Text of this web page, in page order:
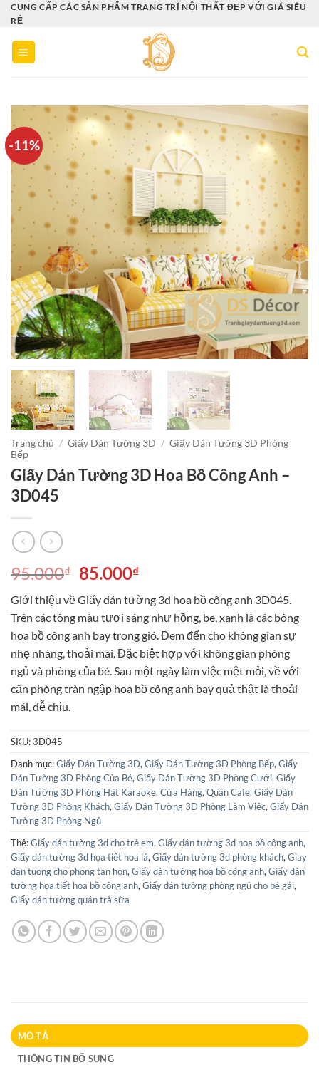
Bỏ
qua
nội
dung
CUNG CẤP CÁC SẢN PHẨM TRANG TRÍ NỘI THẤT ĐẸP VỚI GIÁ SIÊU
RẺ
-11%
Trang chủ / Giấy Dán Tường 3D / Giấy Dán Tường 3D Phòng
Bếp
Giấy Dán Tường 3D Hoa Bồ Công Anh –
3D045
95.000₫
Giá
gốc
là:
95.000₫.
85.000₫Giá
hiện
tại
là:
85.000₫.
Giới thiệu về Giấy dán tường 3d hoa bồ công anh 3D045.
Trên các tông màu tươi sáng như hồng, be, xanh là các bông
hoa bồ công anh bay trong gió. Đem đến cho không gian sự
nhẹ nhàng, thoải mái. Đặc biệt hợp với không gian phòng
ngủ và phòng của bé. Sau một ngày làm việc mệt mỏi, về với
căn phòng tràn ngập hoa bồ công anh bay quả thật là thoải
mái, dễ chịu.
SKU:3D045
Danh mục:Giấy Dán Tường 3D, Giấy Dán Tường 3D Phòng Bếp, Giấy
Dán Tường 3D Phòng Của Bé, Giấy Dán Tường 3D Phòng Cưới, Giấy
Dán Tường 3D Phòng Hát Karaoke, Cửa Hàng, Quán Cafe, Giấy Dán
Tường 3D Phòng Khách, Giấy Dán Tường 3D Phòng Làm Việc, Giấy Dán
Tường 3D Phòng Ngủ
Thẻ:Giấy dán tường 3d cho trẻ em, Giấy dán tường 3d hoa bồ công anh,
Giấy dán tường 3d họa tiết hoa lá, Giấy dán tường 3d phòng khách, Giay
dan tuong cho phong tan hon, Giấy dán tường hoa bồ công anh, Giấy dán
tường họa tiết hoa bồ công anh, Giấy dán tường phòng ngủ cho bé gái,
Giấy dán tường quán trà sữa
MÔ TẢ
THÔNG TIN BỔ SUNG